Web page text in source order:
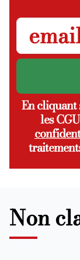
En cliquant
les
Non